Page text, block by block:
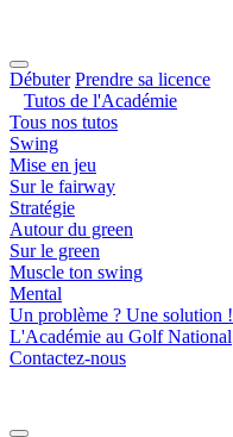
Débuter Prendre sa licence
Tutos de l'Académie
Tous nos tutos
Swing
Mise en jeu
Sur le fairway
Stratégie
Autour du green
Sur le green
Muscle ton swing
Mental
Un problème ? Une solution !
L'Académie au Golf National
Contactez-nous